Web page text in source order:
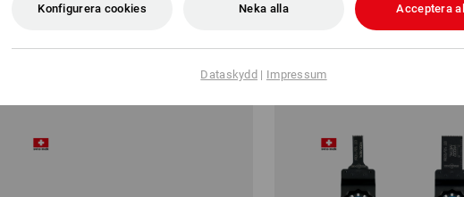
(inkl. moms) från 6 Set utförande (inkl. moms) från 6 Set
Konfigurera cookies Neka alla Acceptera
Dataskydd | Impressum